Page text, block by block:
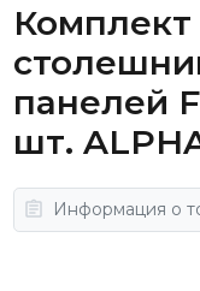
Комплект
панелей
шт.
Информация о